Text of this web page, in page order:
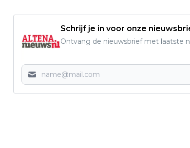
Schrijf je in voor onze
Ontvang de nieuwsbrief met laatste